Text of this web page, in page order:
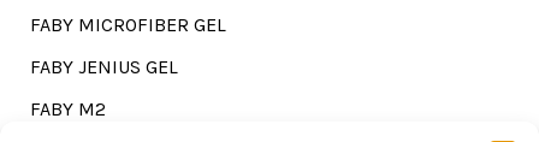
FABY MICROFIBER GEL
FABY JENIUS GEL
FABY M2